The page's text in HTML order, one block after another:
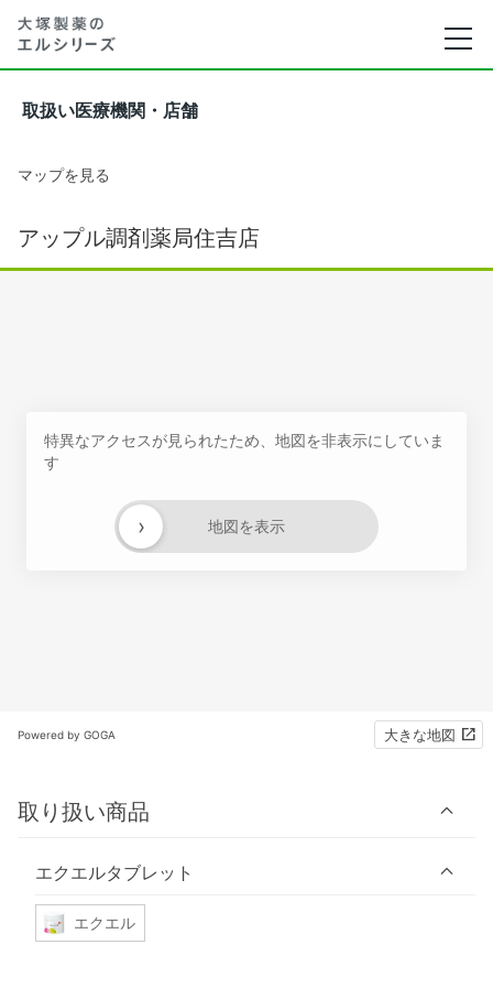
取扱い医療機関・店舗
マップを見る
アップル調剤薬局住吉店
特異なアクセスが見られたため、地図を非表示にしていま
す
地図を表示
›
Powered by GOGA 大きな地図
取り扱い商品
エクエルタブレット
エクエル